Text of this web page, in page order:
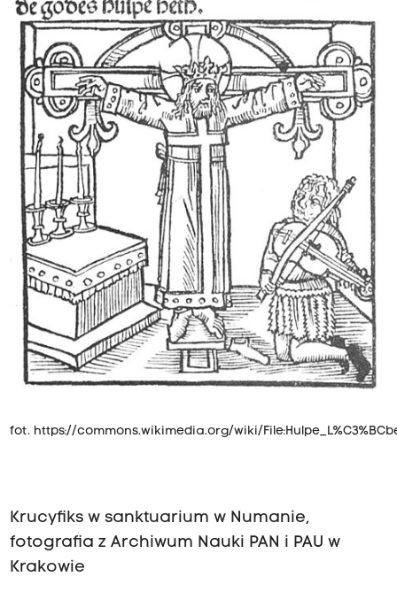
fot. https://commons.wikimedia.org/wiki/
Krucyfiks w sanktuarium w Numanie,
fotografia z Archiwum Nauki PAN i PAU w
Krakowie